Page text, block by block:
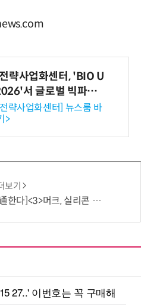
략사업화센터, 'BIO U
서 글로벌 빅파마
비즈니스 미팅 지원…K
해외 진출 교두보 확
략사업화센터] 뉴스룸 바
>
보기
콘 포토닉스 공략 개시…'신성장 동력 확보'